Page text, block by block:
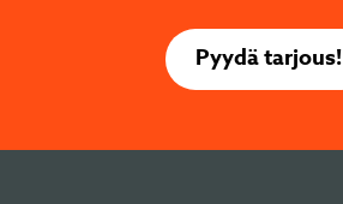
Pyydä tarjous!